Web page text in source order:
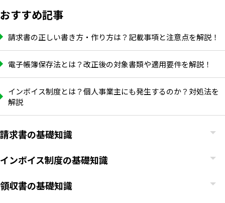
おすすめ記事
請求書の正しい書き方・作り方は？記載事項と注意点を解説！
電子帳簿保存法とは？改正後の対象書類や適用要件を解説！
インボイス制度とは？個人事業主にも発生するのか？対処法を
解説
請求書の基礎知識
インボイス制度の基礎知識
領収書の基礎知識